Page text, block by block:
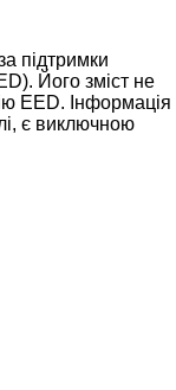
підтримки
Його зміст не
EED. Інформація
є виключною